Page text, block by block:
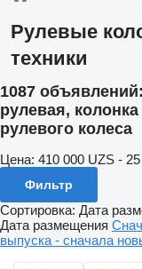
Рулевые
техники
1087 объявлений:
рулевая,
рулевого колеса
Цена: 410 000 UZS -
Фильтр
Сортировка: Дата
Дата размещения
выпуска - сначала